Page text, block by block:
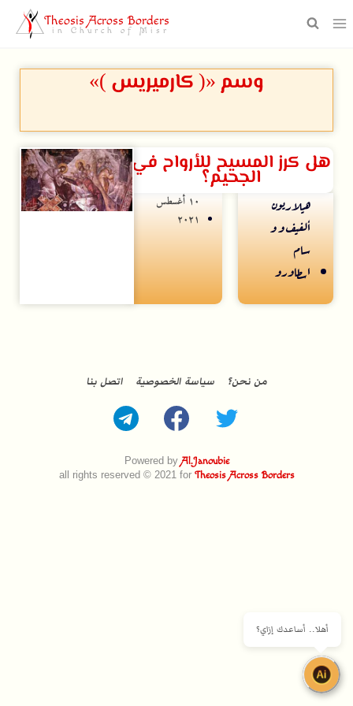
Theosis Across Borders
in Church of Misr
وسم «( كارميريس )»
هل كرز المسيح للأرواح في
الجحيم؟
هيلاريون
ألفيف و و
سام
اسطاورو
۱۰ أغسطس
۲۰۲۱
Powered by Al.Janoubie
all rights reserved © 2021 for Theosis Across Borders
من نحن؟ سياسة الخصوصية اتصل بنا
أهلا.. أساعدك إزاي؟